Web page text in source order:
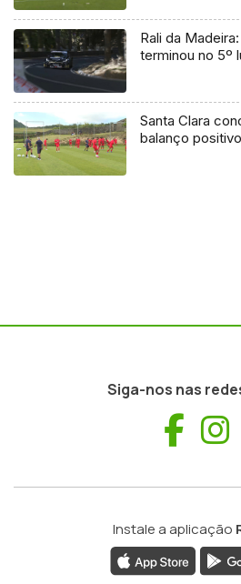
Rali da
terminou no 5º
Santa Clara
balanço positivo
Siga-nos nas
Instale a aplicação